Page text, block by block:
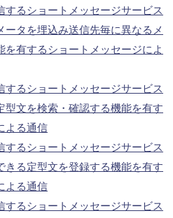
するショートメッセージサービス
ータを埋込み送信先毎に異なるメ
を有するショートメッセージによ
するショートメッセージサービス
型文を検索・確認する機能を有す
よる通信
するショートメッセージサービス
きる定型文を登録する機能を有す
よる通信
するショートメッセージサービス